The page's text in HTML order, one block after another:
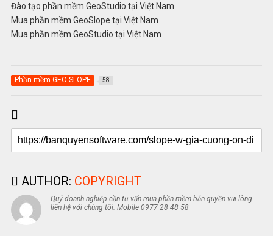
Đào tạo phần mềm GeoStudio tại Việt Nam
Mua phần mềm GeoSlope tại Việt Nam
Mua phần mềm GeoStudio tại Việt Nam
Phần mềm GEO SLOPE 58
AUTHOR: COPYRIGHT
Quý doanh nghiệp cần tư vấn mua phần mềm bản quyền vui lòng
liên hệ với chúng tôi. Mobile 0977 28 48 58